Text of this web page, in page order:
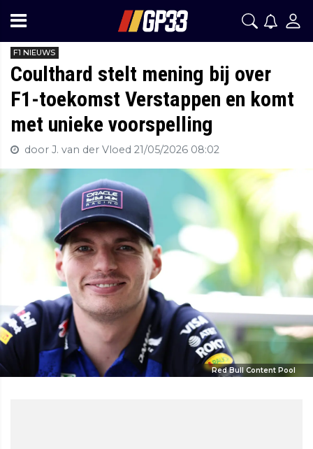
F1 NIEUWS
Coulthard stelt mening bij over
F1-toekomst Verstappen en komt
met unieke voorspelling
door J. van der Vloed 21/05/2026 08:02
Red Bull Content Pool